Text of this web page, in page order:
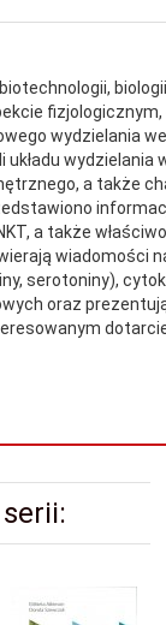
wydzielania
wydzielania
a także
a także
wiadomości
serotoniny),
oraz